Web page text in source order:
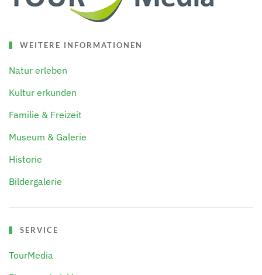
WEITERE INFORMATIONEN
Natur erleben
Kultur erkunden
Familie & Freizeit
Museum & Galerie
Historie
Bildergalerie
SERVICE
TourMedia